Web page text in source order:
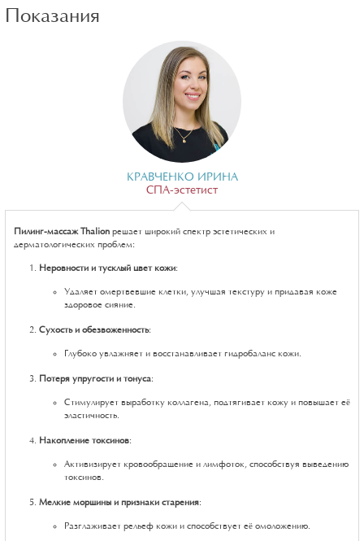
Показания
КРАВЧЕНКО ИРИНА
СПА-эстетист
Пилинг-массаж Thalion решает широкий спектр эстетических и
дерматологических проблем:
Неровности и тусклый цвет кожи:
Удаляет омертвевшие клетки, улучшая текстуру и придавая коже
здоровое сияние.
Сухость и обезвоженность:
Глубоко увлажняет и восстанавливает гидробаланс кожи.
Потеря упругости и тонуса:
Стимулирует выработку коллагена, подтягивает кожу и повышает её
эластичность.
Накопление токсинов:
Активизирует кровообращение и лимфоток, способствуя выведению
токсинов.
Мелкие морщины и признаки старения:
Разглаживает рельеф кожи и способствует её омоложению.